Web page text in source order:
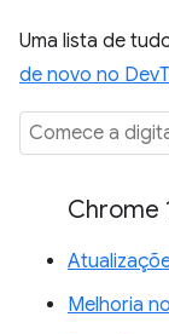
Uma lista de
de novo no
Chrome
Melhoria